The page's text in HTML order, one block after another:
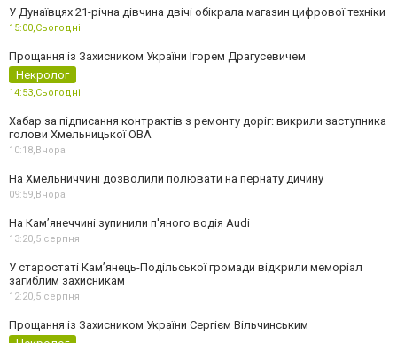
У Дунаївцях 21-річна дівчина двічі обікрала магазин цифрової техніки
15:00,Сьогодні
Прощання із Захисником України Ігорем Драгусевичем
Некролог
14:53,Сьогодні
Хабар за підписання контрактів з ремонту доріг: викрили заступника
голови Хмельницької ОВА
10:18, Вчора
На Хмельниччині дозволили полювати на пернату дичину
09:59, Вчора
На Камʼянеччині зупинили п'яного водія Audi
13:20,5 серпня
У старостаті Кам’янець-Подільської громади відкрили меморіал
загиблим захисникам
12:20,5 серпня
Прощання із Захисником України Сергієм Вільчинським